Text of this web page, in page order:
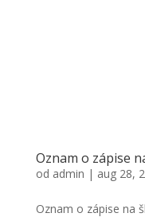
Oznam o zápise
od admin | aug 28,
Oznam o zápise na